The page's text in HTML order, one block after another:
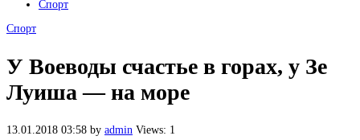
Спорт
Спорт
У Воеводы счастье в горах, у Зе
Луиша — на море
13.01.2018 03:58 by admin Views: 1